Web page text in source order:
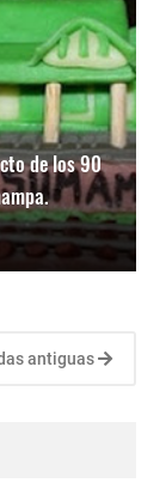
de los 90
antiguas